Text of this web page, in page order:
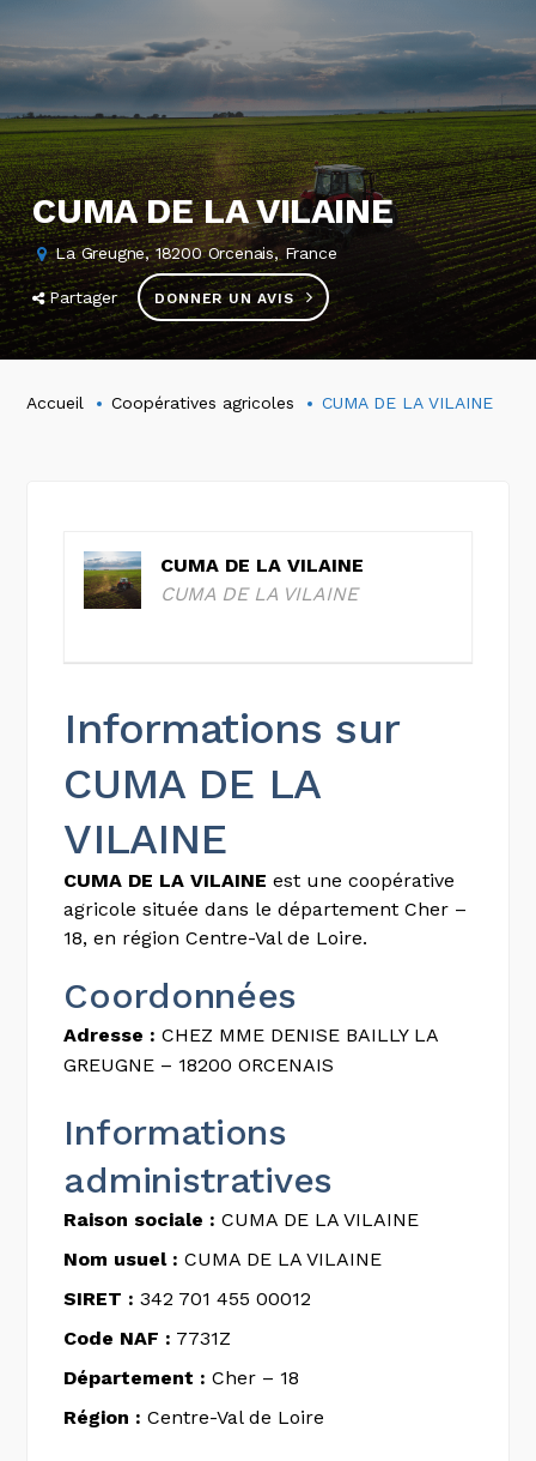
CUMA DE LA VILAINE
La Greugne, 18200 Orcenais, France
Partager DONNER UN AVIS
Accueil Coopératives agricoles CUMA DE LA VILAINE
CUMA DE LA VILAINE
CUMA DE LA VILAINE
Informations sur
CUMA DE LA
VILAINE
CUMA DE LA VILAINE est une coopérative
agricole située dans le département Cher –
18, en région Centre-Val de Loire.
Coordonnées
Adresse : CHEZ MME DENISE BAILLY LA
GREUGNE – 18200 ORCENAIS
Informations
administratives
Raison sociale : CUMA DE LA VILAINE
Nom usuel : CUMA DE LA VILAINE
SIRET : 342 701 455 00012
Code NAF : 7731Z
Département : Cher – 18
Région : Centre-Val de Loire